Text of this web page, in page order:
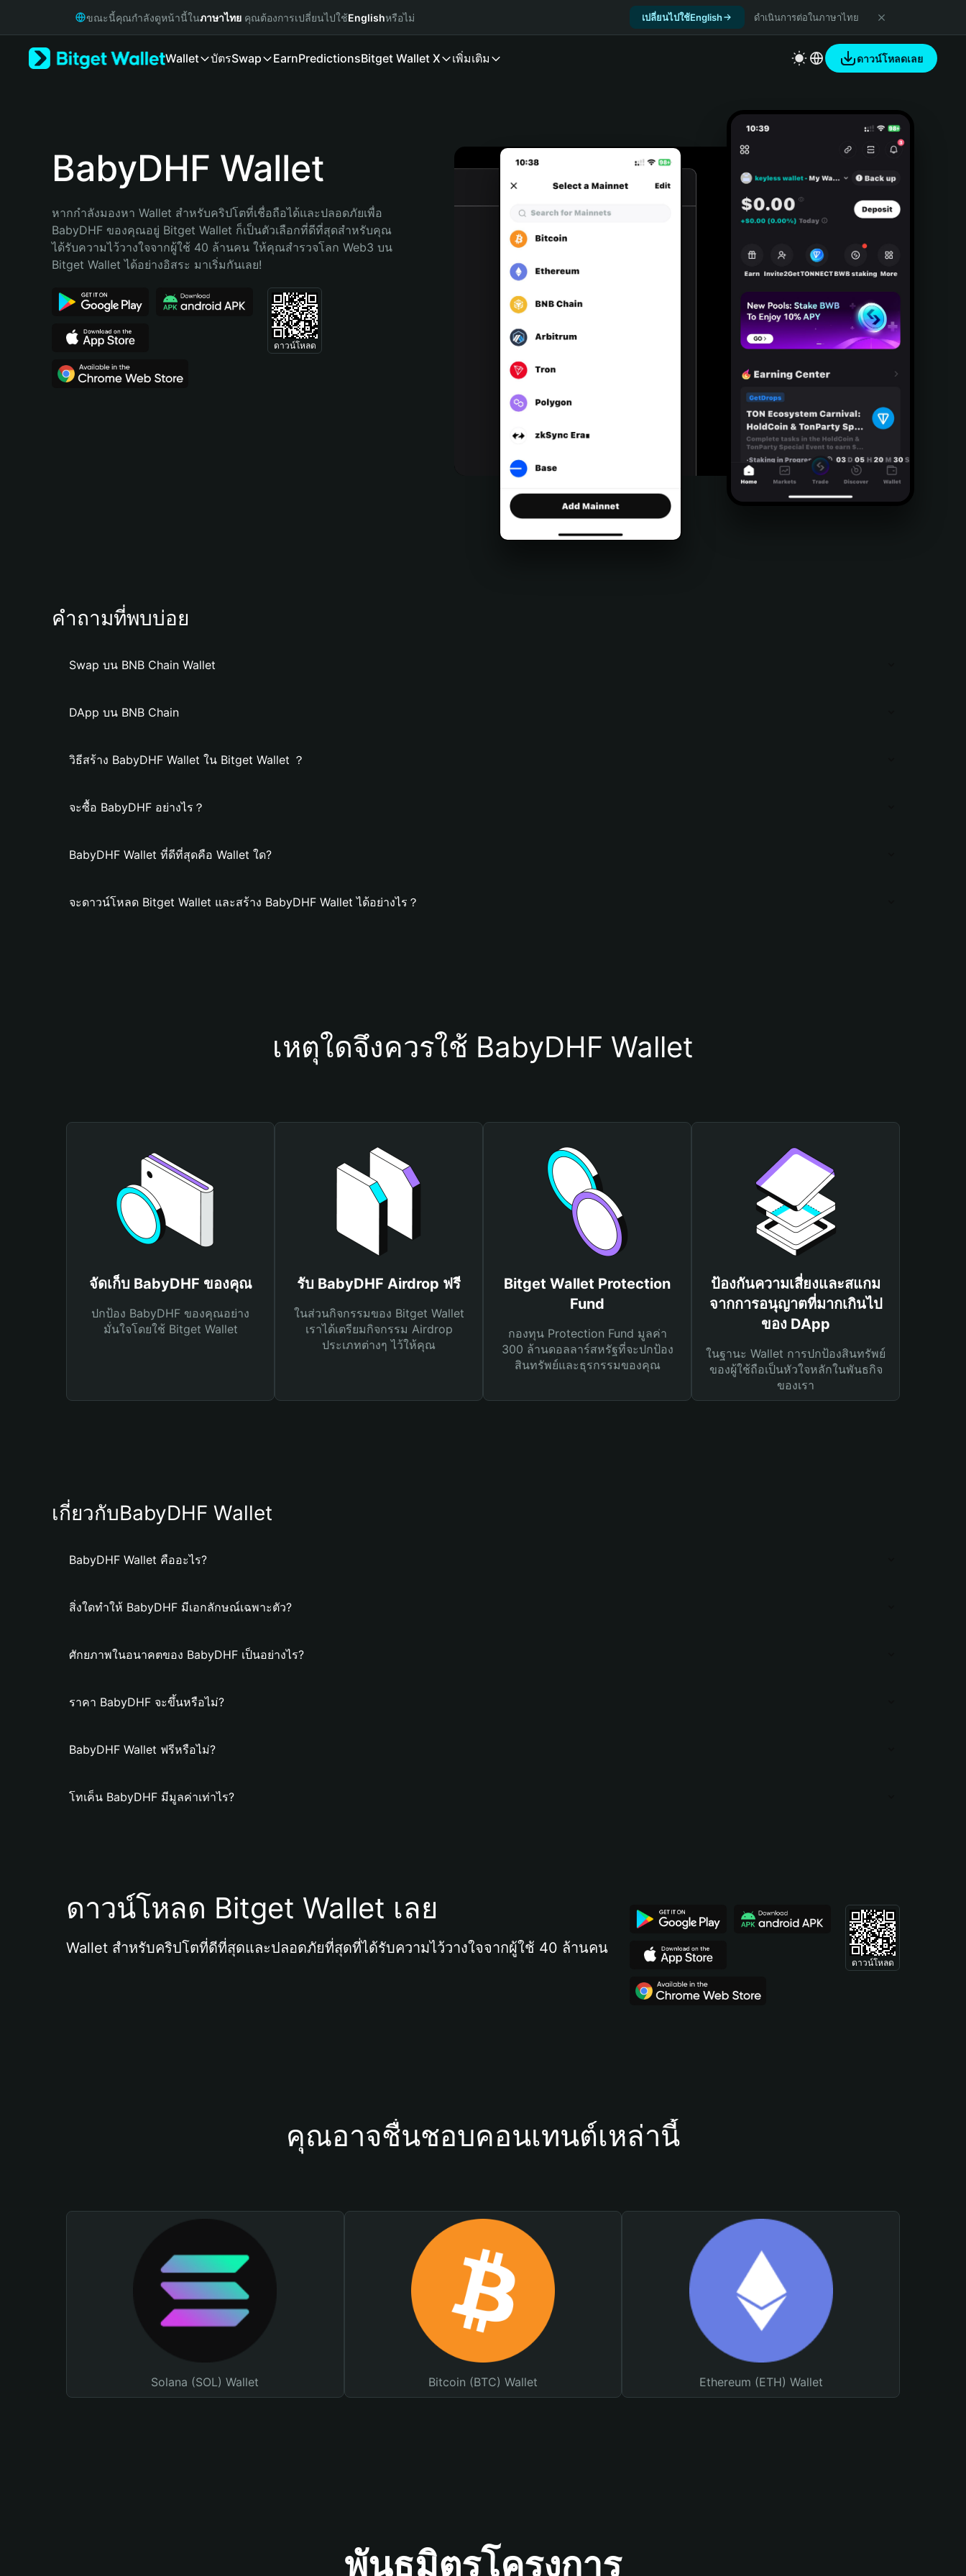
Русский
Bahasa Indonesia
Português (Brasil)
ขณะนี้คุณกำลังดูหน้านี้ในภาษาไทย คุณต้องการเปลี่ยนไปใช้Englishหรือไม่ เปลี่ยนไปใช้English ดำเนินการต่อในภาษาไทย
Wallet บัตรSwap EarnPredictionsBitget Wallet X เพิ่มเติม ดาวน์โหลดเลย
BabyDHF Wallet
หากกำลังมองหา Wallet สำหรับคริปโตที่เชื่อถือได้และปลอดภัยเพื่อ
BabyDHF ของคุณอยู่ Bitget Wallet ก็เป็นตัวเลือกที่ดีที่สุดสำหรับคุณ
ได้รับความไว้วางใจจากผู้ใช้ 40 ล้านคน ให้คุณสำรวจโลก Web3 บน
Bitget Wallet ได้อย่างอิสระ มาเริ่มกันเลย!
ดาวน์โหลด
คำถามที่พบบ่อย
Swap บน BNB Chain Wallet
DApp บน BNB Chain
วิธีสร้าง BabyDHF Wallet ใน Bitget Wallet ？
จะซื้อ BabyDHF อย่างไร？
BabyDHF Wallet ที่ดีที่สุดคือ Wallet ใด?
จะดาวน์โหลด Bitget Wallet และสร้าง BabyDHF Wallet ได้อย่างไร？
เหตุใดจึงควรใช้ BabyDHF Wallet
จัดเก็บ BabyDHF ของคุณ
ปกป้อง BabyDHF ของคุณอย่าง
มั่นใจโดยใช้ Bitget Wallet
รับ BabyDHF Airdrop ฟรี
ในส่วนกิจกรรมของ Bitget Wallet
เราได้เตรียมกิจกรรม Airdrop
ประเภทต่างๆ ไว้ให้คุณ
Bitget Wallet Protection
Fund
กองทุน Protection Fund มูลค่า
300 ล้านดอลลาร์สหรัฐที่จะปกป้อง
สินทรัพย์และธุรกรรมของคุณ
ป้องกันความเสี่ยงและสแกม
จากการอนุญาตที่มากเกินไป
ของ DApp
ในฐานะ Wallet การปกป้องสินทรัพย์
ของผู้ใช้ถือเป็นหัวใจหลักในพันธกิจ
ของเรา
เกี่ยวกับBabyDHF Wallet
BabyDHF Wallet คืออะไร?
สิ่งใดทำให้ BabyDHF มีเอกลักษณ์เฉพาะตัว?
ศักยภาพในอนาคตของ BabyDHF เป็นอย่างไร?
ราคา BabyDHF จะขึ้นหรือไม่?
BabyDHF Wallet ฟรีหรือไม่?
โทเค็น BabyDHF มีมูลค่าเท่าไร?
ดาวน์โหลด Bitget Wallet เลย
Wallet สำหรับคริปโตที่ดีที่สุดและปลอดภัยที่สุดที่ได้รับความไว้วางใจจากผู้ใช้ 40 ล้านคน
ดาวน์โหลด
คุณอาจชื่นชอบคอนเทนต์เหล่านี้
Solana (SOL) Wallet Bitcoin (BTC) Wallet Ethereum (ETH) Wallet
พันธมิตรโครงการ